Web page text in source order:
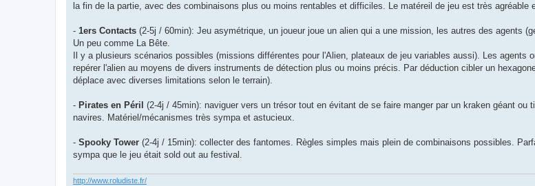
la fin de la partie, avec des combinaisons plus ou moins rentables et difficiles. Le matéreil de jeu est très agréable
- 1ers Contacts (2-5j / 60min): Jeu asymétrique, un joueur joue un alien qui a une mission, les autres des agents
Un peu comme La Bête.
Il y a plusieurs scénarios possibles (missions différentes pour l'Alien, plateaux de jeu variables aussi). Les agents
repérer l'alien au moyens de divers instruments de détection plus ou moins précis. Par déduction cibler un
déplace avec diverses limitations selon le terrain).
- Pirates en Péril (2-4j / 45min): naviguer vers un trésor tout en évitant de se faire manger par un kraken géant ou
navires. Matériel/mécanismes très sympa et astucieux.
- Spooky Tower (2-4j / 15min): collecter des fantomes. Règles simples mais plein de combinaisons possibles.
sympa que le jeu était sold out au festival.
http://www.roludiste.fr/